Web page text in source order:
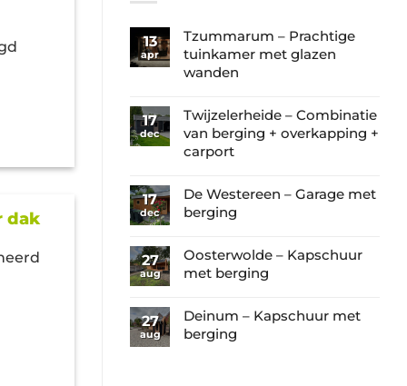
dak
13
apr
Tzummarum – Prachtige
tuinkamer met glazen
wanden
reacties
op
Tzummarum
tuinkamer
met
wanden
17
dec
Twijzelerheide – Combinatie
van berging + overkapping +
carport
reacties
op
Combinatie
van
+
overkapping
17
dec
De Westereen – Garage met
berging
reacties
op
Westereen
–
Garage
27
aug
Oosterwolde – Kapschuur
met berging
reacties
op
27
aug
Deinum – Kapschuur met
berging